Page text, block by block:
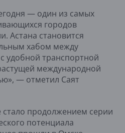
— один из самых
городов
Астана становится
хабом между
удобной транспортной
международной
— отметил Саят
продолжением серии
потенциала